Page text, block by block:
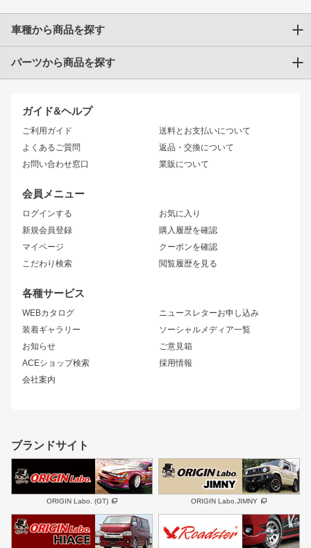
ガイド&ヘルプ
ご利用ガイド
よくあるご質問
お問い合わせ窓口
送料とお支払いについて
返品・交換について
業販について
会員メニュー
ログインする
新規会員登録
マイページ
こだわり検索
お気に入り
購入履歴を確認
クーポンを確認
閲覧履歴を見る
各種サービス
WEBカタログ
装着ギャラリー
お知らせ
ACEショップ検索
会社案内
ニュースレターお申し込み
ソーシャルメディア一覧
ご意見箱
採用情報
車種から商品を探す
トヨタ
JZX90 CHASER
JZX110 MARK II
JZX100 MARK II
JZX90 MARK II
トレノ
マークX
アリスト
ソアラ
アルテッツァ
ニッサン
S15 シルビア
S14 シルビア 後期
S13 シルビア
180SX
シルエイティ
ワンビア
ローレル
セフィーロ
キャラバン
スズキ
GS350
SC
スバル
デリカ D:5
軽自動車 汎用
パーツから商品を探す
エアロシリーズ
ドリフトライン
風神
雷神
レーシングライン
アタックライン
ストリームライン
リアウイング
ジムニーパーツ
ホイール
MUD-S7
MUD-SR7
まつど家 鉄漢
ボンネット
フェンダー
サイドパーツ
リアゲート
メンテナンスパーツ
ハイエースパーツ
ホイール
DAYTONA-RS
DAYTONA-RS NEO
ブランドサイト
ORIGIN Labo. (GT) ORIGIN Labo.JIMNY